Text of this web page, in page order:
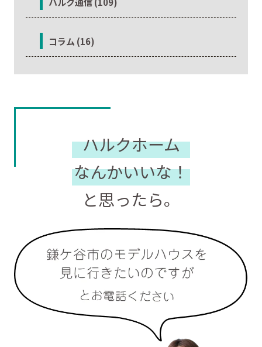
コラム (16)
ハルクホーム
なんかいいな！
と思ったら。